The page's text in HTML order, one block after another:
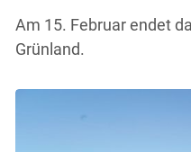
Am 15. Februar endet
Grünland.